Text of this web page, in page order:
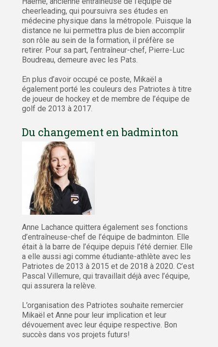
cheerleading, qui poursuivra ses études en
médecine physique dans la métropole. Puisque la
distance ne lui permettra plus de bien accomplir
son rôle au sein de la formation, il préfère se
retirer. Pour sa part, l’entraîneur-chef, Pierre-Luc
Boudreau, demeure avec les Pats.
En plus d’avoir occupé ce poste, Mikaël a
également porté les couleurs des Patriotes à titre
de joueur de hockey et de membre de l’équipe de
golf de 2013 à 2017.
Du changement en badminton
Anne Lachance quittera également ses fonctions
d’entraîneuse-chef de l’équipe de badminton. Elle
était à la barre de l’équipe depuis l’été dernier. Elle
a elle aussi agi comme étudiante-athlète avec les
Patriotes de 2013 à 2015 et de 2018 à 2020. C’est
Pascal Villemure, qui travaillait déjà avec l’équipe,
qui assurera la relève.
L’organisation des Patriotes souhaite remercier
Mikaël et Anne pour leur implication et leur
dévouement avec leur équipe respective. Bon
succès dans vos projets futurs!